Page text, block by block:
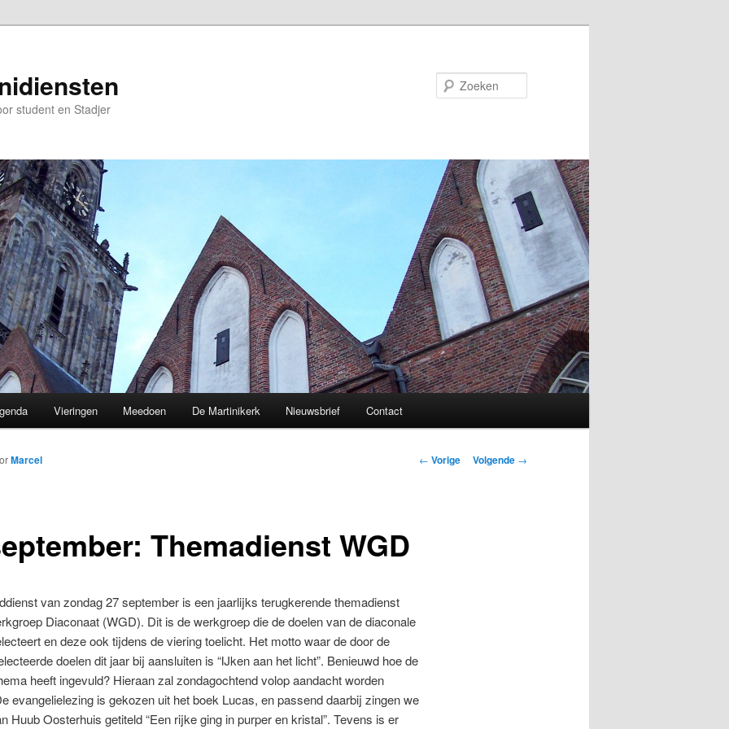
student en Stadjer
Vieringen Meedoen De Martinikerk Nieuwsbrief Contact
Bericht
← Vorige Volgende →
Themadienst WGD
Marcel
van zondag 27 september is een jaarlijks terugkerende themadienst
Diaconaat (WGD). Dit is de werkgroep die de doelen van de diaconale
en deze ook tijdens de viering toelicht. Het motto waar de door de
doelen dit jaar bij aansluiten is “IJken aan het licht”. Benieuwd hoe de
heeft ingevuld? Hieraan zal zondagochtend volop aandacht worden
evangelielezing is gekozen uit het boek Lucas, en passend daarbij zingen we
Huub Oosterhuis getiteld “Een rijke ging in purper en kristal”. Tevens is er